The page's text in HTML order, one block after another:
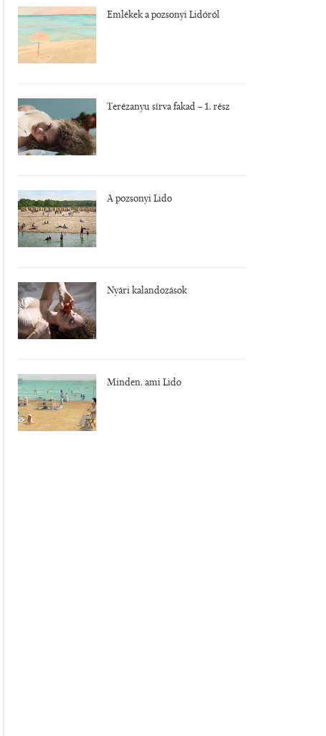
Emlékek a pozsonyi Lidóról
Terézanyu sírva fakad – 1. rész
A pozsonyi Lido
Nyári kalandozások
Minden, ami Lido